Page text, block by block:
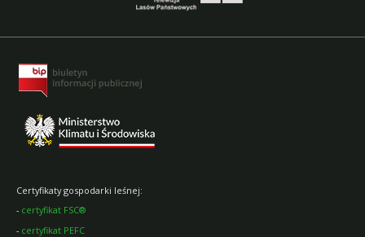
Certyfikaty gospodarki leśnej:
- certyfikat FSC®
- certyfikat PEFC